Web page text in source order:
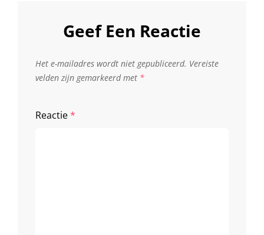
Geef Een Reactie
Het e-mailadres wordt niet gepubliceerd. Vereiste
velden zijn gemarkeerd met *
Reactie*